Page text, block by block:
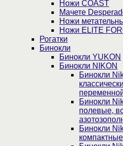
Ножи COAST
Мачете
Ножи
Ножи ELITE
Рогатки
Бинокли
Бинокли YUKON
Бинокли NIKON
Бинокли
Бинокли
полевые,
Бинокли
компактные